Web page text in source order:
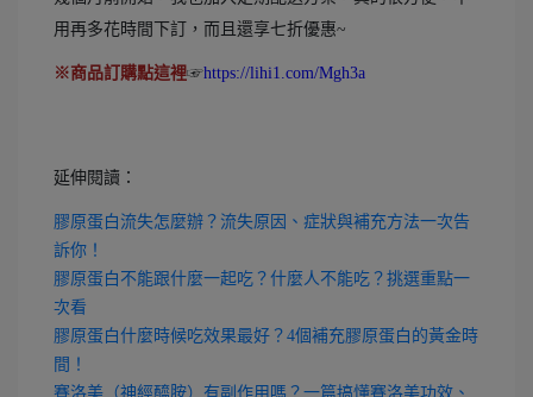
用再多花時間下訂，而且還享七折優惠~
※商品訂購點這裡☞https://lihi1.com/Mgh3a
延伸閱讀：
膠原蛋白流失怎麼辦？流失原因、症狀與補充方法一次告
訴你！
膠原蛋白不能跟什麼一起吃？什麼人不能吃？挑選重點一
次看
膠原蛋白什麼時候吃效果最好？4個補充膠原蛋白的黃金時
間！
賽洛美（神經醯胺）有副作用嗎？一篇搞懂賽洛美功效、